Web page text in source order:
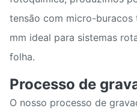
tensão com micro-
mm ideal para sistemas
folha.
Processo de
O nosso processo de